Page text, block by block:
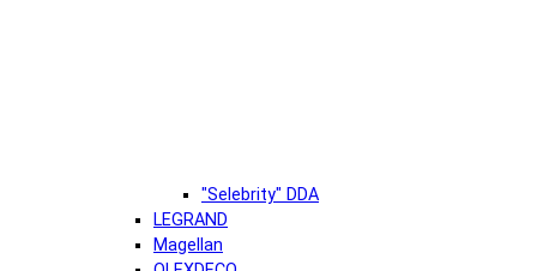
"Selebrity" DDA
LEGRAND
Magellan